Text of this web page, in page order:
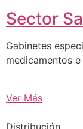
Sector
Gabinetes
medicamentos
Ver Más
Distribución